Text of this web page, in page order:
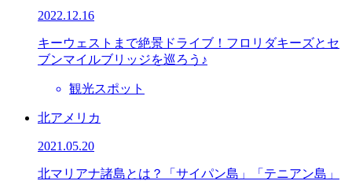
2022.12.16
キーウェストまで絶景ドライブ！フロリダキーズとセ
ブンマイルブリッジを巡ろう♪
観光スポット
北アメリカ
2021.05.20
北マリアナ諸島とは？「サイパン島」「テニアン島」